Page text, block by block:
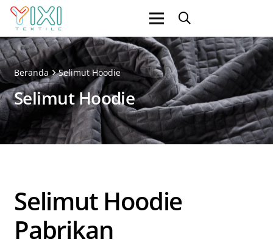
Beranda Selimut Hoodie
Selimut Hoodie
Selimut Hoodie
Pabrikan